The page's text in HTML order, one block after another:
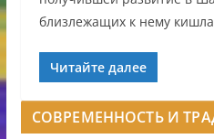
близлежащих к нему
Читайте далее
СОВРЕМЕННОСТЬ И